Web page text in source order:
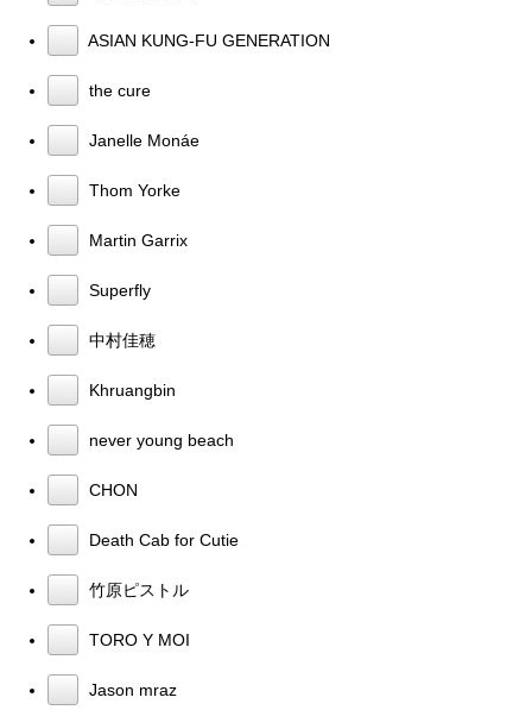
ASIAN KUNG-FU GENERATION
the cure
Janelle Monáe
Thom Yorke
Martin Garrix
Superfly
中村佳穂
Khruangbin
never young beach
CHON
Death Cab for Cutie
竹原ピストル
TORO Y MOI
Jason mraz